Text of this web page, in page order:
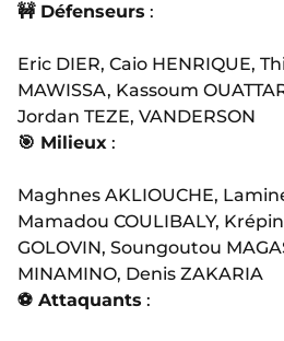
🚧 Défenseurs :
Eric DIER, Caio HENRIQUE,
MAWISSA, Kassoum
Jordan TEZE, VANDERSON
🎯 Milieux :
Maghnes AKLIOUCHE,
Mamadou COULIBALY,
GOLOVIN, Soungoutou
MINAMINO, Denis ZAKARIA
⚽ Attaquants :